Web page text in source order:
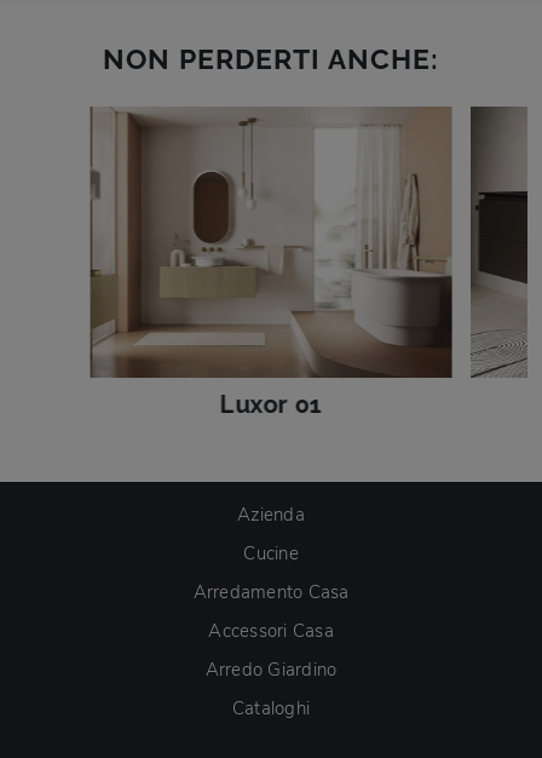
NON PERDERTI ANCHE:
Luxor 01
Azienda
Cucine
Arredamento Casa
Accessori Casa
Arredo Giardino
Cataloghi